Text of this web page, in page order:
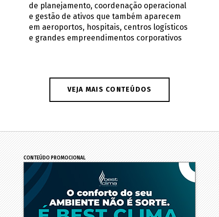
de planejamento, coordenação operacional
e gestão de ativos que também aparecem
em aeroportos, hospitais, centros logísticos
e grandes empreendimentos corporativos
VEJA MAIS CONTEÚDOS
CONTEÚDO PROMOCIONAL